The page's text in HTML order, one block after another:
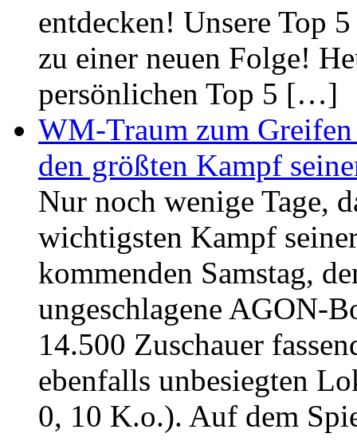
entdecken! Unsere Top
zu einer neuen Folge!
persönlichen Top 5 […]
WM-Traum zum
den größten Kampf
Nur noch wenige Tage,
wichtigsten Kampf
kommenden Samstag,
ungeschlagene AGON-
14.500 Zuschauer
ebenfalls unbesiegten
0, 10 K.o.). Auf dem